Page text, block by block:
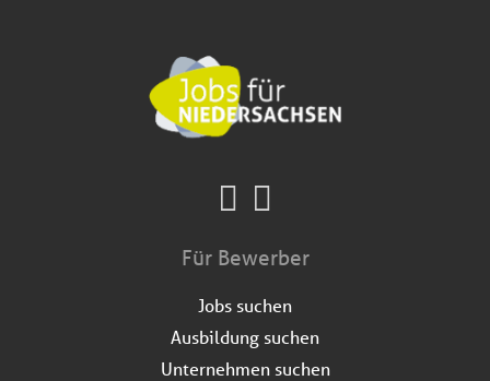
Für Bewerber
Jobs suchen
Ausbildung suchen
Unternehmen suchen